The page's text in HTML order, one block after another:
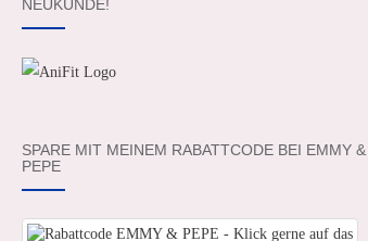
NEUKUNDE!
SPARE MIT MEINEM RABATTCODE BEI EMMY &
PEPE